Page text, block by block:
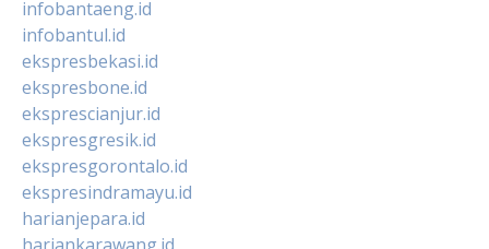
infobantaeng.id
infobantul.id
ekspresbekasi.id
ekspresbone.id
eksprescianjur.id
ekspresgresik.id
ekspresgorontalo.id
ekspresindramayu.id
harianjepara.id